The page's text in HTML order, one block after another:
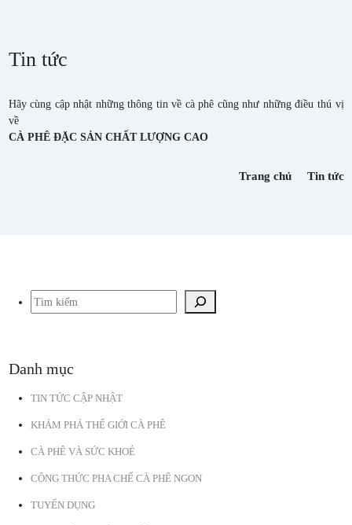
Tin tức
Hãy cùng cập nhật những thông tin về cà phê cũng như những điều thú vị
về
CÀ PHÊ ĐẶC SẢN CHẤT LƯỢNG CAO
Trang chủ Tin tức
Tìm kiếm
Danh mục
TIN TỨC CẬP NHẬT
KHÁM PHÁ THẾ GIỚI CÀ PHÊ
CÀ PHÊ VÀ SỨC KHOẺ
CÔNG THỨC PHA CHẾ CÀ PHÊ NGON
TUYỂN DỤNG